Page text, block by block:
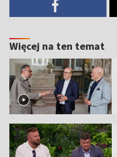
Więcej na ten temat